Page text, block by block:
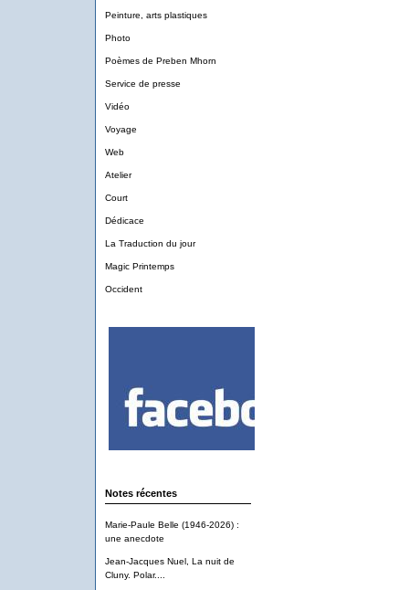
Peinture, arts plastiques
Photo
Poèmes de Preben Mhorn
Service de presse
Vidéo
Voyage
Web
Atelier
Court
Dédicace
La Traduction du jour
Magic Printemps
Occident
Notes récentes
Marie-Paule Belle (1946-2026) :
une anecdote
Jean-Jacques Nuel, La nuit de
Cluny. Polar....